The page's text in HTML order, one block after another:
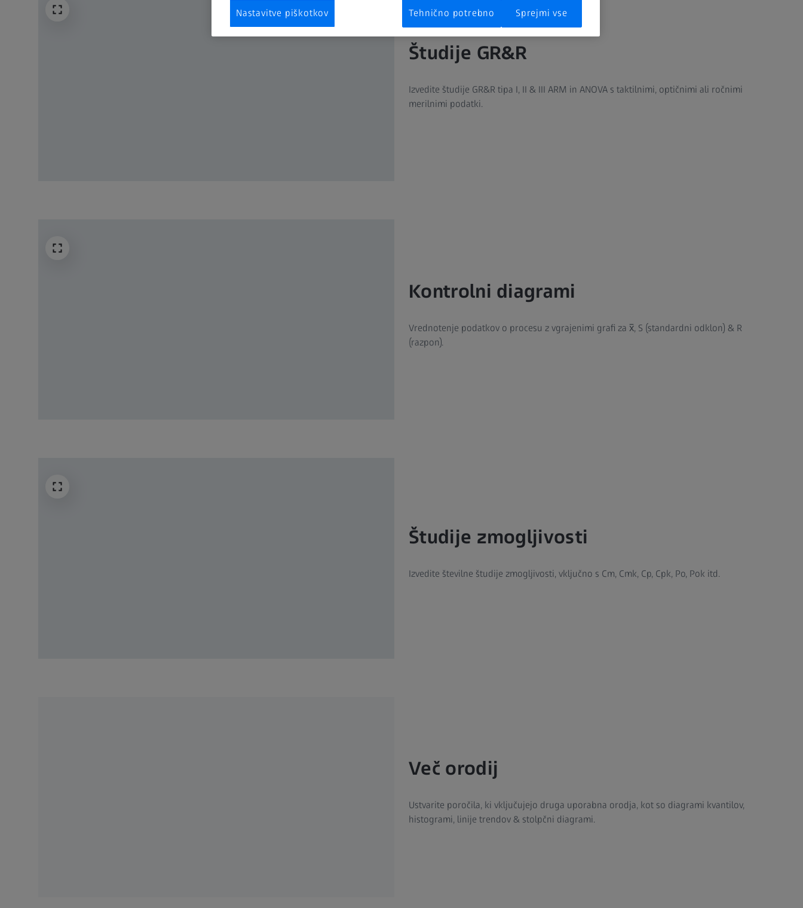
Študije GR&R
Izvedite študije GR&R tipa I, II & III ARM in ANOVA s taktilnimi, optičnimi ali ročnimi
merilnimi podatki.
Kontrolni diagrami
Vrednotenje podatkov o procesu z vgrajenimi grafi za x̅, S (standardni odklon) & R
(razpon).
Študije zmogljivosti
Izvedite številne študije zmogljivosti, vključno s Cm, Cmk, Cp, Cpk, Po, Pok itd.
Več orodij
Ustvarite poročila, ki vključujejo druga uporabna orodja, kot so diagrami kvantilov,
histogrami, linije trendov & stolpčni diagrami.
Nastavitve piškotkov Tehnično potrebno Sprejmi vse